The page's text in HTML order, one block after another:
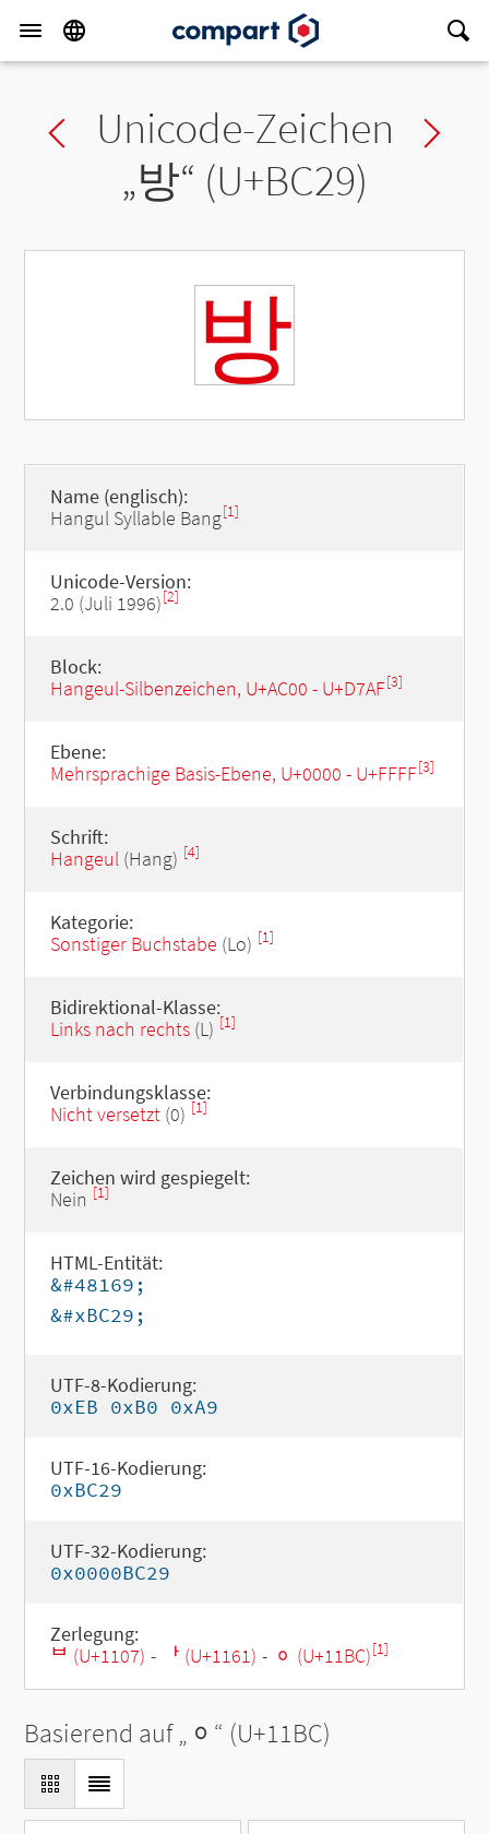
Previous char
Unicode-Zeichen
„방“ (U+BC29)
방
Name (englisch):
Hangul Syllable Bang[1]
Unicode-Version:
2.0 (Juli 1996)[2]
Block:
Hangeul-Silbenzeichen, U+AC00 - U+D7AF[3]
Ebene:
Mehrsprachige Basis-Ebene, U+0000 - U+FFFF[3]
Schrift:
Hangeul(Hang) [4]
Kategorie:
Sonstiger Buchstabe (Lo) [1]
Bidirektional-Klasse:
Links nach rechts(L) [1]
Verbindungsklasse:
Nicht versetzt(0) [1]
Zeichen wird gespiegelt:
Nein [1]
HTML-Entität:
&#48169;
&#xBC29;
UTF-8-Kodierung:
0xEB 0xB0 0xA9
UTF-16-Kodierung:
0xBC29
UTF-32-Kodierung:
0x0000BC29
Zerlegung:
ᄇ (U+1107) - ᅡ (U+1161) - ᆼ (U+11BC)[1]
Basierend auf „ ᆼ “ (U+11BC)